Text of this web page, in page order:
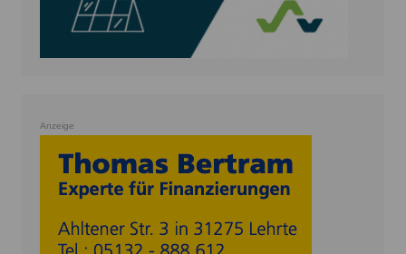
Anzeige